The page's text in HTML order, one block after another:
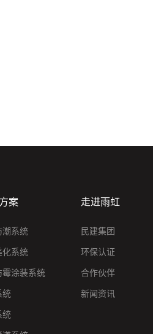
案
潮系统
化系统
霉涂装系统
统
统
走进雨虹
民建集团
环保认证
合作伙伴
新闻资讯